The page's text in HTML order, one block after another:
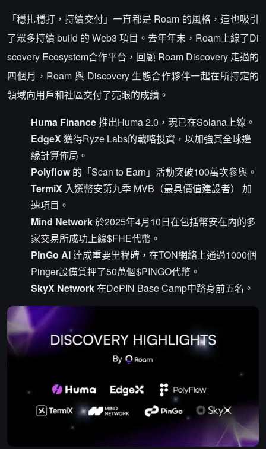
「穩扎穩打，持續交付」一直都是 Roam 的風格，這也吸引
了眾多持續 build 的 Web3 項目。去年年末，Roam上線了Di
scovery Ecosystem合作平台，回顧 Roam Discovery 走過的
四個月，Roam 與 Discovery 生態合作夥伴一起在所持定的
領域向用戶和社區交付了亮眼的成績。
Huma Finance推出Huma 2.0，現已在Solana上線。
EdgeX獲得Ryze Labs的戰略投資，以加強其全球邊
緣計算佈局。
Polyflow的「Scan to Earn」活動突破100萬次參與。
TermiX 入選幣安第九季 MVB（最具價值建設者） 加
速項目。
Mind Network於2025年4月10日在包括幣安在內的多
家交易所成功上線$FHE代幣。
PinGo AI達成重要里程碑，在TON網絡上通過1000個
Pinger設備質押了50萬個$PINGO代幣。
SkyX Network在DePIN Base Camp中跻身前五名。